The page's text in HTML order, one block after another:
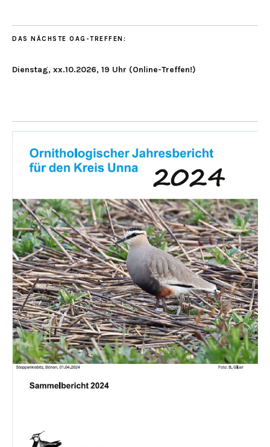
DAS NÄCHSTE OAG-TREFFEN:
Dienstag, xx.10.2026, 19 Uhr (Online-Treffen!)